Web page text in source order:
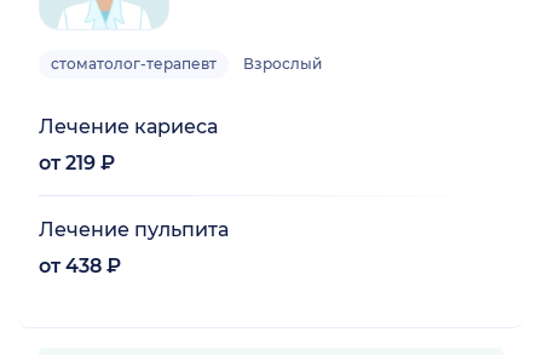
стоматолог-терапевт Взрослый
Лечение кариеса
от 219 ₽
Лечение пульпита
от 438 ₽